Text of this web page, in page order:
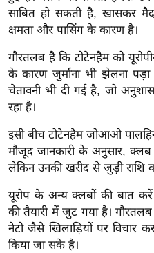
हि
त्य
ज
ग
त
ऑ
व
र्ल्ड
ज
ब्री
फ
साबित हो सकती है, खासकर
क्षमता और पासिंग के कारण है।
गौरतलब है कि टोटेनहैम को
के कारण जुर्माना भी झेलना
चेतावनी भी दी गई है, जो
रहा है।
इसी बीच टोटेनहैम जोआओ
मौजूद जानकारी के अनुसार, क्लब
लेकिन उनकी खरीद से जुड़ी राशि
यूरोप के अन्य क्लबों की बात करें
की तैयारी में जुट गया है। गौरतलब
नेटो जैसे खिलाड़ियों पर विचार
किया जा सके है।